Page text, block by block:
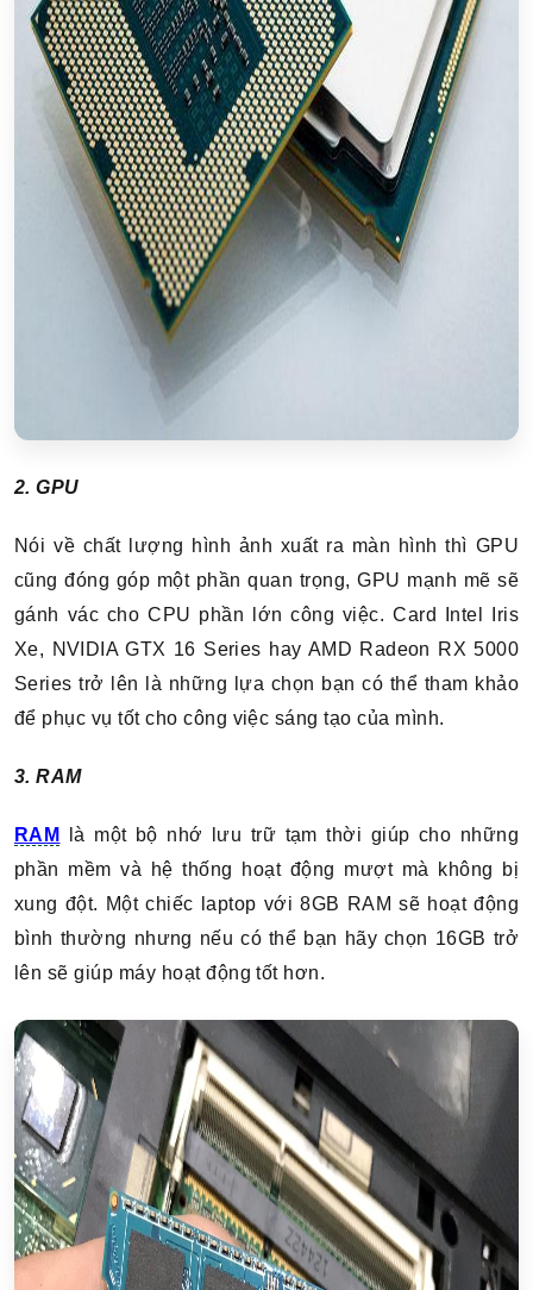
2. GPU
Nói về chất lượng hình ảnh xuất ra màn hình thì GPU
cũng đóng góp một phần quan trọng, GPU mạnh mẽ sẽ
gánh vác cho CPU phần lớn công việc. Card Intel Iris
Xe, NVIDIA GTX 16 Series hay AMD Radeon RX 5000
Series trở lên là những lựa chọn bạn có thể tham khảo
để phục vụ tốt cho công việc sáng tạo của mình.
3. RAM
RAM
là một bộ nhớ lưu trữ tạm thời giúp cho những
phần mềm và hệ thống hoạt động mượt mà không bị
xung đột. Một chiếc laptop với 8GB RAM sẽ hoạt động
bình thường nhưng nếu có thể bạn hãy chọn 16GB trở
lên sẽ giúp máy hoạt động tốt hơn.